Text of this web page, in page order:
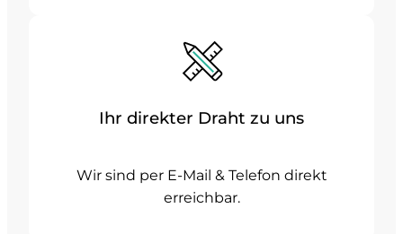
Ihr direkter Draht zu uns
Wir sind per E-Mail & Telefon direkt
erreichbar.